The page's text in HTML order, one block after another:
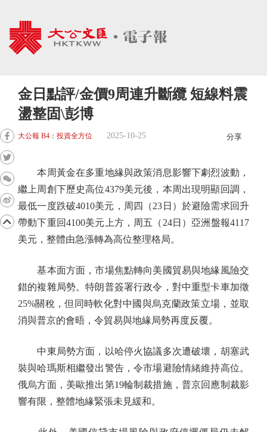
金日點評/金價9周連升斷纜 短線料震
盪整固\彭博
大公報 B4：投資全方位 2025-10-25 分享
本周黃金在多重地緣與政策消息影響下劇烈波動，
繼上周創下歷史高位4379美元後，本周出現明顯回調，
最低一度跌破4010美元，周四（23日）於避險需求回升
帶動下重回4100美元上方，周五（24日）亞洲盤報4117
美元，整體由急漲轉為高位整理格局。
基本面方面，市場焦點轉向美國貿易與地緣風險交
錯的複雜局勢。特朗普簽署行政令，對中重型卡車加徵
25%關稅，但同時軟化對中國與烏克蘭政策立場，並取
消與普京的會晤，令貿易與地緣局勢再度反覆。
中東局勢方面，以哈停火協議多次遭破壞，胡塞武
裝與哈瑪斯相繼發出警告，令市場避險情緒維持高位。
俄烏方面，美歐推出第19輪制裁措施，普京回應制裁影
響有限，整體地緣緊張未見緩和。